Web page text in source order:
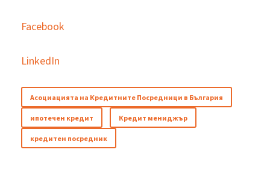
Facebook
LinkedIn
Асоциацията на Кредитните Посредници в България
ипотечен кредит Кредит мениджър
кредитен посредник